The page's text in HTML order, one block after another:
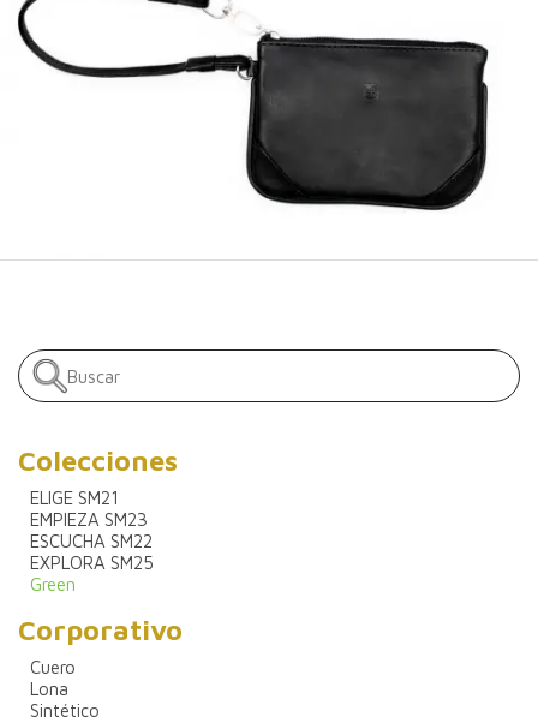
Colecciones
ELIGE SM21
EMPIEZA SM23
ESCUCHA SM22
EXPLORA SM25
Green
Corporativo
Cuero
Lona
Sintético